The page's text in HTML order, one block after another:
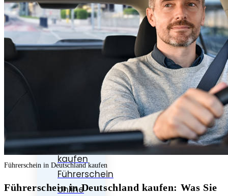
klasse
b
kaufen
Führerschein
führerschein
führerschein
kaufen
Führerschein
online
Führerschein in Deutschland kaufen
Führerschein in Deutschland kaufen: Was Sie